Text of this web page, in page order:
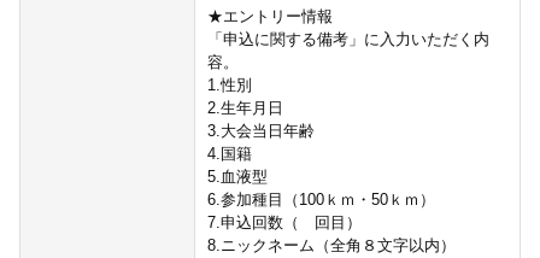
★エントリー情報
「申込に関する備考」に入力いただく内
容。
1.性別
2.生年月日
3.大会当日年齢
4.国籍
5.血液型
6.参加種目（100ｋｍ・50ｋｍ）
7.申込回数（ 回目）
8.ニックネーム（全角８文字以内）